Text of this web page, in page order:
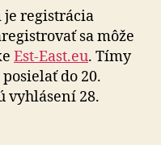
je registrácia
sa môže
Est-East.eu. Tímy
do 20.
vyhlásení 28.